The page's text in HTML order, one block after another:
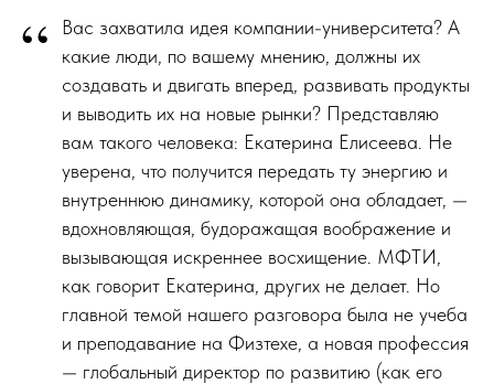
“
Вас захватила идея компании-университета? А
какие люди, по вашему мнению, должны их
создавать и двигать вперед, развивать продукты
и выводить их на новые рынки? Представляю
вам такого человека: Екатерина Елисеева. Не
уверена, что получится передать ту энергию и
внутреннюю динамику, которой она обладает, —
вдохновляющая, будоражащая воображение и
вызывающая искреннее восхищение. МФТИ,
как говорит Екатерина, других не делает. Но
главной темой нашего разговора была не учеба
и преподавание на Физтехе, а новая профессия
— глобальный директор по развитию (как его